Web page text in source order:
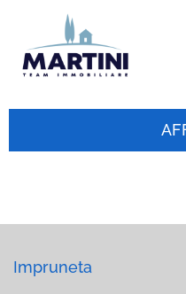
contenuto
Impruneta